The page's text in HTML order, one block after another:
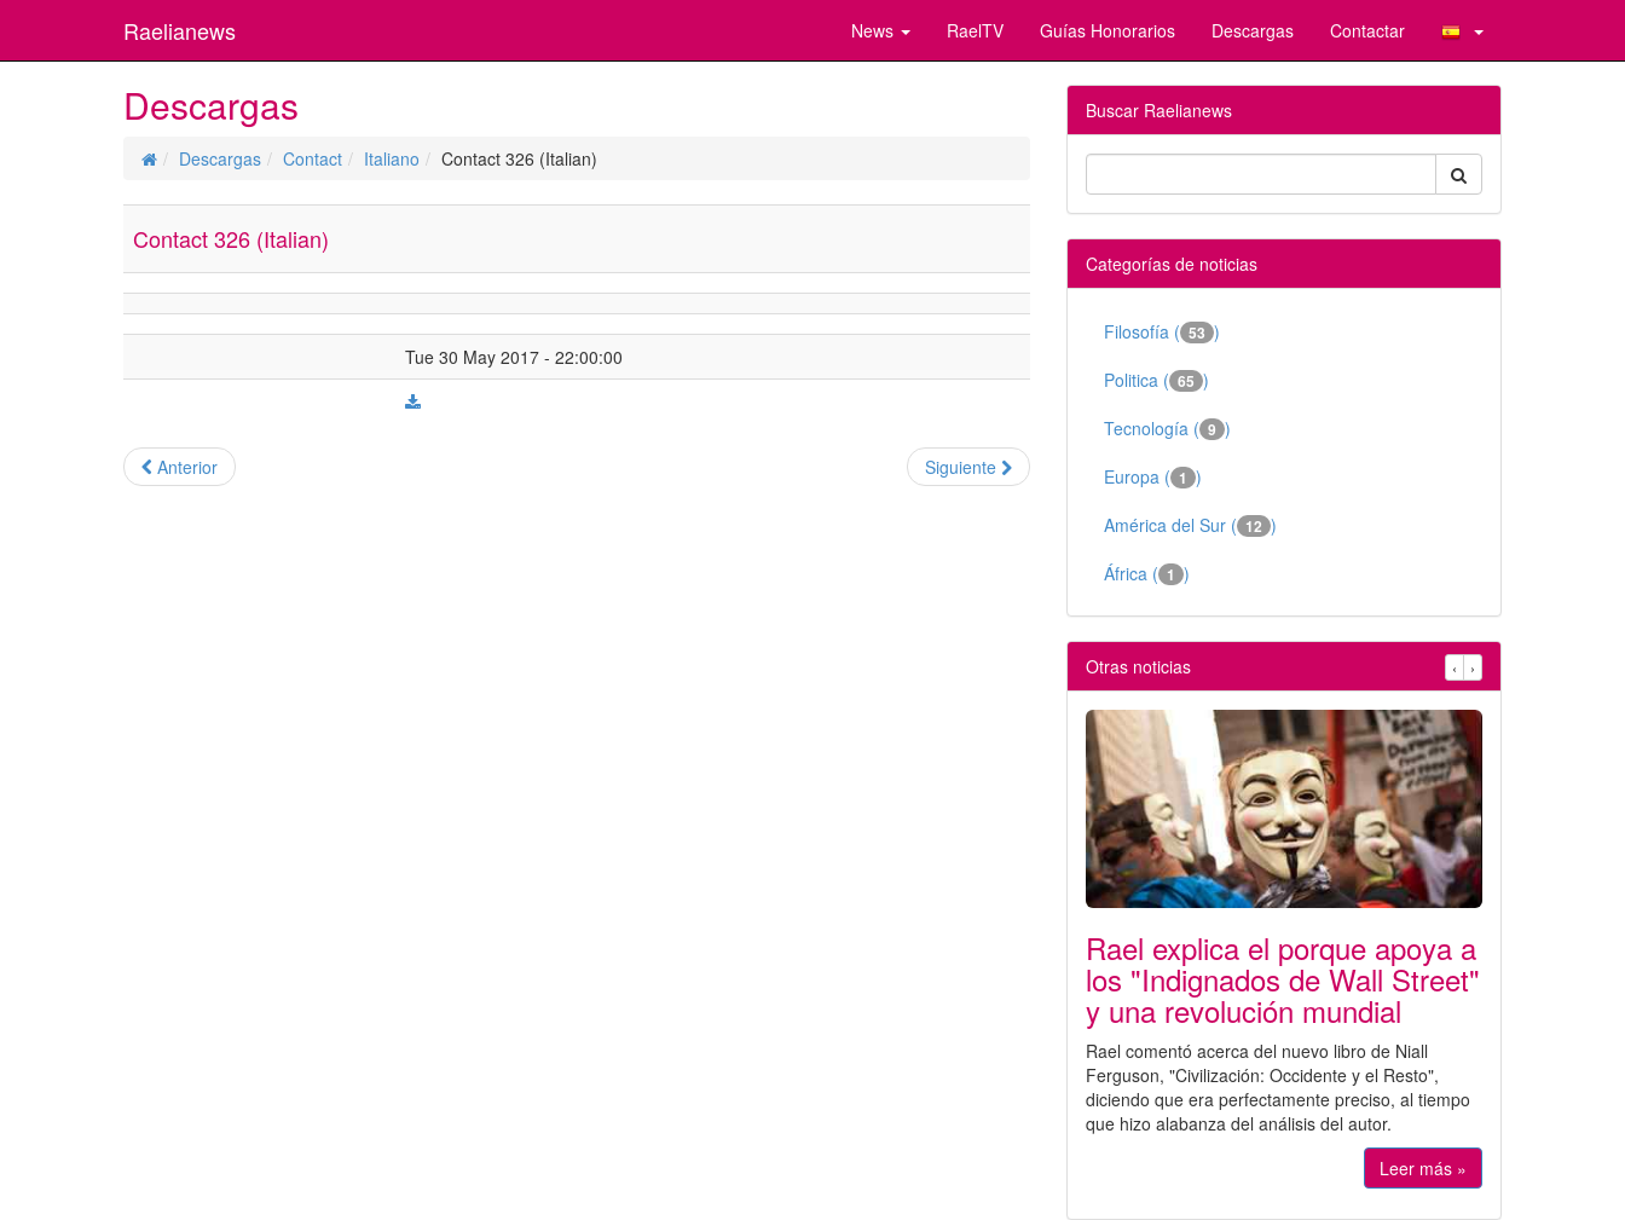
Raelianews News RaelTV Guías Honorarios Descargas Contactar
Descargas
Descargas Contact Italiano Contact 326 (Italian)
Contact 326 (Italian)
Tue 30 May 2017 - 22:00:00
Anterior Siguiente
Buscar Raelianews
Categorías de noticias
Filosofía ( 53 )
Politica ( 65 )
Tecnología ( 9 )
Europa ( 1 )
América del Sur ( 12 )
África ( 1 )
Otras noticias ‹ ›
Rael explica el porque apoya a
los "Indignados de Wall Street"
y una revolución mundial
Rael comentó acerca del nuevo libro de Niall
Ferguson, "Civilización: Occidente y el Resto",
diciendo que era perfectamente preciso, al tiempo
que hizo alabanza del análisis del autor.
Leer más »